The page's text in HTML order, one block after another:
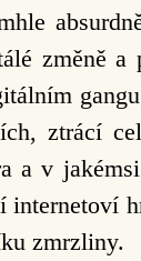
změně
ztrácí
a v
internetoví
zmrzliny.